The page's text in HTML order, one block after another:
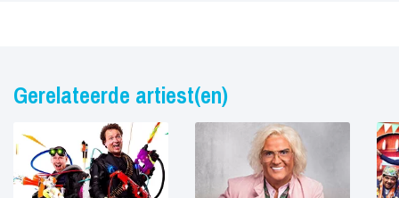
Gerelateerde artiest(en)